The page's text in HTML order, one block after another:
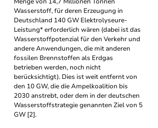
Wasserstoff, für deren Erzeugung in
Deutschland 140 GW Elektrolyseure-
Leistung* erforderlich wären (dabei ist das
Wasserstoffpotenzial für den Verkehr und
andere Anwendungen, die mit anderen
fossilen Brennstoffen als Erdgas
betrieben werden, noch nicht
berücksichtigt). Dies ist weit entfernt von
den 10 GW, die die Ampelkoalition bis
2030 anstrebt, oder dem in der deutschen
Wasserstoffstrategie genannten Ziel von 5
GW [2].